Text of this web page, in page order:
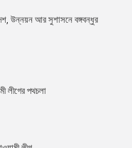
উন্নয়ন আর সুশাসনে বঙ্গবন্ধুর
লীগের পথচলা